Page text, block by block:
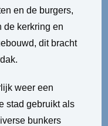
en de burgers,
de kerkring en
dit bracht
weer een
stad gebruikt als
bunkers